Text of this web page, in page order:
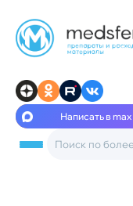
Написать в max